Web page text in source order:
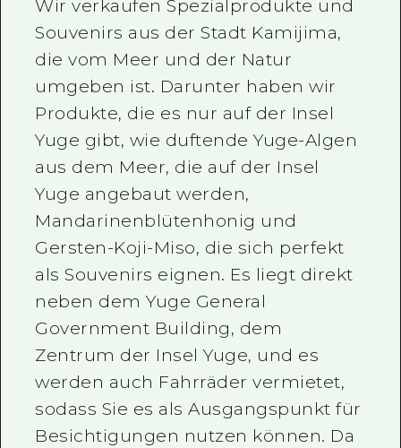
Wir verkaufen Spezialprodukte und
Souvenirs aus der Stadt Kamijima,
die vom Meer und der Natur
umgeben ist. Darunter haben wir
Produkte, die es nur auf der Insel
Yuge gibt, wie duftende Yuge-Algen
aus dem Meer, die auf der Insel
Yuge angebaut werden,
Mandarinenblütenhonig und
Gersten-Koji-Miso, die sich perfekt
als Souvenirs eignen. Es liegt direkt
neben dem Yuge General
Government Building, dem
Zentrum der Insel Yuge, und es
werden auch Fahrräder vermietet,
sodass Sie es als Ausgangspunkt für
Besichtigungen nutzen können. Da